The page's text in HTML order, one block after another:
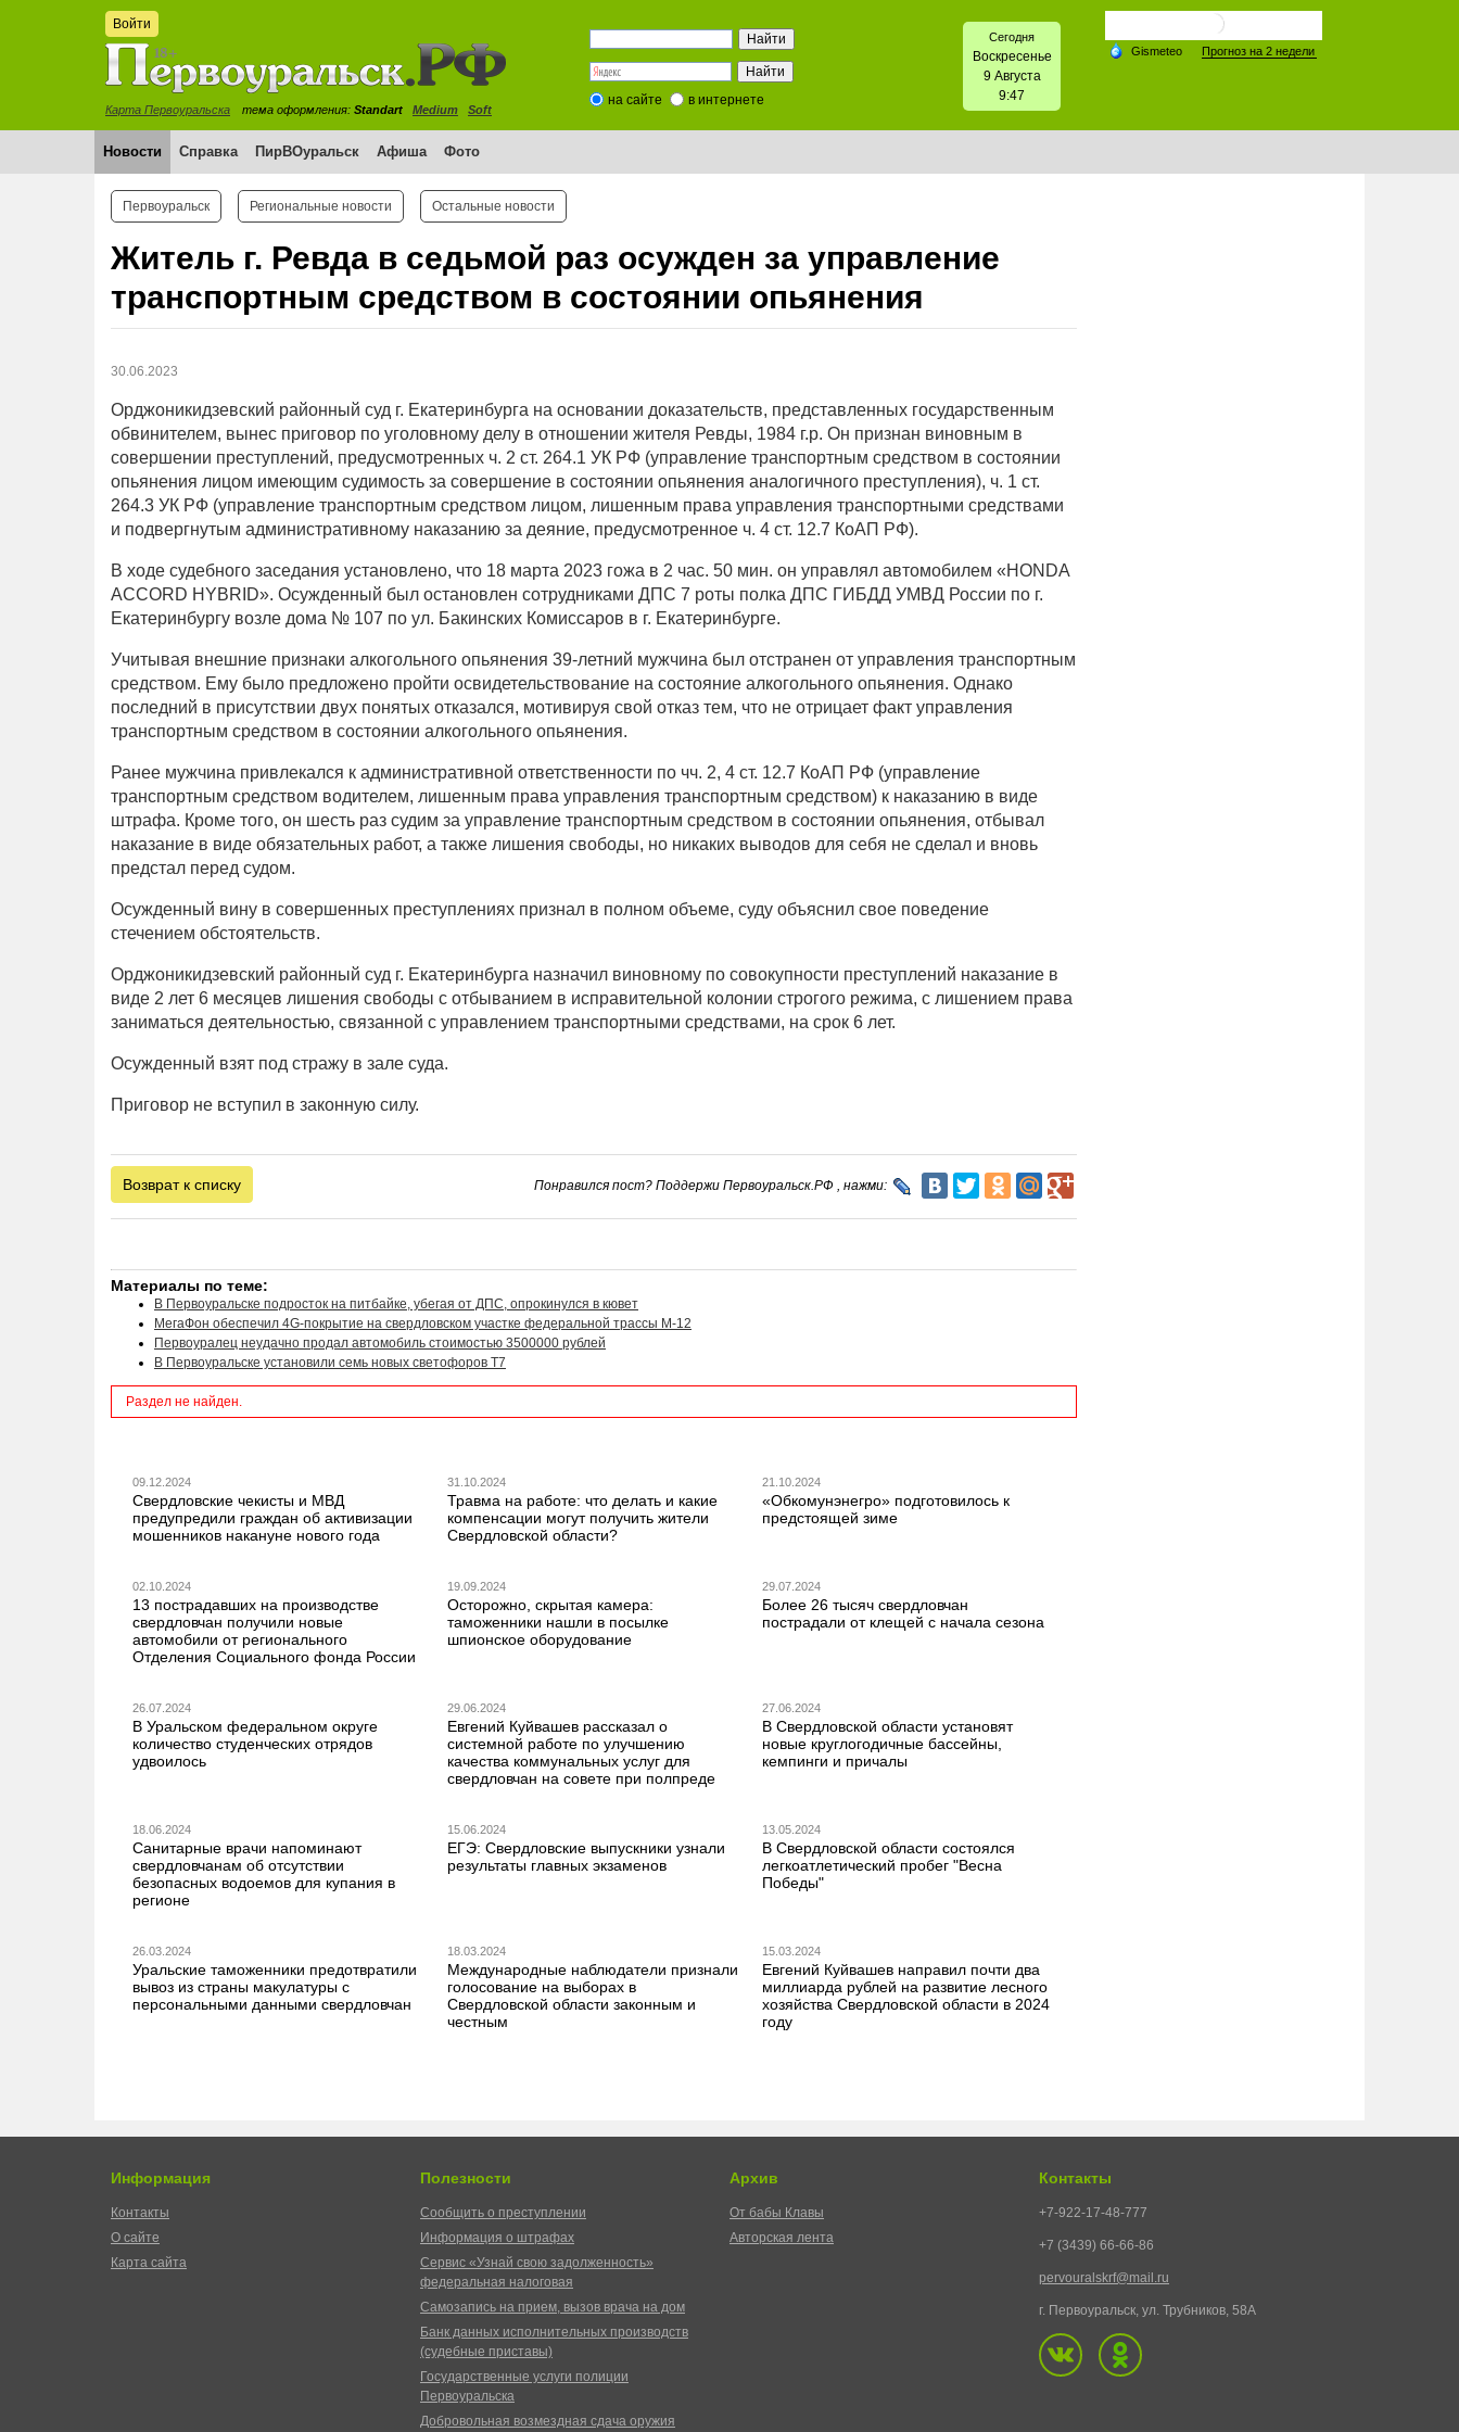
Войти
Карта Первоуральска тема оформления: Standart Medium Soft
на сайте в интернете
Сегодня
Воскресенье
9 Августа
9:47
Новости Справка ПирВОуральск Афиша Фото
Первоуральск Региональные новости Остальные новости
Житель г. Ревда в седьмой раз осужден за управление
транспортным средством в состоянии опьянения
30.06.2023
Орджоникидзевский районный суд г. Екатеринбурга на основании доказательств, представленных государственным
обвинителем, вынес приговор по уголовному делу в отношении жителя Ревды, 1984 г.р. Он признан виновным в
совершении преступлений, предусмотренных ч. 2 ст. 264.1 УК РФ (управление транспортным средством в состоянии
опьянения лицом имеющим судимость за совершение в состоянии опьянения аналогичного преступления), ч. 1 ст.
264.3 УК РФ (управление транспортным средством лицом, лишенным права управления транспортными средствами
и подвергнутым административному наказанию за деяние, предусмотренное ч. 4 ст. 12.7 КоАП РФ).
В ходе судебного заседания установлено, что 18 марта 2023 гожа в 2 час. 50 мин. он управлял автомобилем «HONDA
ACCORD HYBRID». Осужденный был остановлен сотрудниками ДПС 7 роты полка ДПС ГИБДД УМВД России по г.
Екатеринбургу возле дома № 107 по ул. Бакинских Комиссаров в г. Екатеринбурге.
Учитывая внешние признаки алкогольного опьянения 39-летний мужчина был отстранен от управления транспортным
средством. Ему было предложено пройти освидетельствование на состояние алкогольного опьянения. Однако
последний в присутствии двух понятых отказался, мотивируя свой отказ тем, что не отрицает факт управления
транспортным средством в состоянии алкогольного опьянения.
Ранее мужчина привлекался к административной ответственности по чч. 2, 4 ст. 12.7 КоАП РФ (управление
транспортным средством водителем, лишенным права управления транспортным средством) к наказанию в виде
штрафа. Кроме того, он шесть раз судим за управление транспортным средством в состоянии опьянения, отбывал
наказание в виде обязательных работ, а также лишения свободы, но никаких выводов для себя не сделал и вновь
предстал перед судом.
Осужденный вину в совершенных преступлениях признал в полном объеме, суду объяснил свое поведение
стечением обстоятельств.
Орджоникидзевский районный суд г. Екатеринбурга назначил виновному по совокупности преступлений наказание в
виде 2 лет 6 месяцев лишения свободы с отбыванием в исправительной колонии строгого режима, с лишением права
заниматься деятельностью, связанной с управлением транспортными средствами, на срок 6 лет.
Осужденный взят под стражу в зале суда.
Приговор не вступил в законную силу.
Возврат к списку Понравился пост? Поддержи Первоуральск.РФ , нажми:
Материалы по теме:
В Первоуральске подросток на питбайке, убегая от ДПС, опрокинулся в кювет
МегаФон обеспечил 4G-покрытие на свердловском участке федеральной трассы M-12
Первоуралец неудачно продал автомобиль стоимостью 3500000 рублей
В Первоуральске установили семь новых светофоров Т7
Раздел не найден.
09.12.2024
Свердловские чекисты и МВД
предупредили граждан об активизации
мошенников накануне нового года
31.10.2024
Травма на работе: что делать и какие
компенсации могут получить жители
Свердловской области?
21.10.2024
«Обкомунэнегро» подготовилось к
предстоящей зиме
02.10.2024
13 пострадавших на производстве
свердловчан получили новые
автомобили от регионального
Отделения Социального фонда России
19.09.2024
Осторожно, скрытая камера:
таможенники нашли в посылке
шпионское оборудование
29.07.2024
Более 26 тысяч свердловчан
пострадали от клещей с начала сезона
26.07.2024
В Уральском федеральном округе
количество студенческих отрядов
удвоилось
29.06.2024
Евгений Куйвашев рассказал о
системной работе по улучшению
качества коммунальных услуг для
свердловчан на совете при полпреде
27.06.2024
В Свердловской области установят
новые круглогодичные бассейны,
кемпинги и причалы
18.06.2024
Санитарные врачи напоминают
свердловчанам об отсутствии
безопасных водоемов для купания в
регионе
15.06.2024
ЕГЭ: Свердловские выпускники узнали
результаты главных экзаменов
13.05.2024
В Свердловской области состоялся
легкоатлетический пробег "Весна
Победы"
26.03.2024
Уральские таможенники предотвратили
вывоз из страны макулатуры с
персональными данными свердловчан
18.03.2024
Международные наблюдатели признали
голосование на выборах в
Свердловской области законным и
честным
15.03.2024
Евгений Куйвашев направил почти два
миллиарда рублей на развитие лесного
хозяйства Свердловской области в 2024
году
Информация
Контакты
О сайте
Карта сайта
Полезности
Сообщить о преступлении
Информация о штрафах
Сервис «Узнай свою задолженность»
федеральная налоговая
Самозапись на прием, вызов врача на дом
Банк данных исполнительных производств
(судебные приставы)
Государственные услуги полиции
Первоуральска
Добровольная возмездная сдача оружия
Архив
От бабы Клавы
Авторская лента
Контакты
+7-922-17-48-777
+7 (3439) 66-66-86
pervouralskrf@mail.ru
г. Первоуральск, ул. Трубников, 58А